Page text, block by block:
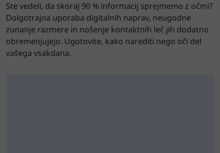
Ste vedeli, da skoraj 90 % informacij sprejmemo z očmi?
Dolgotrajna uporaba digitalnih naprav, neugodne
zunanje razmere in nošenje kontaktnih leč jih dodatno
obremenjujejo. Ugotovite, kako narediti nego oči del
vašega vsakdana.